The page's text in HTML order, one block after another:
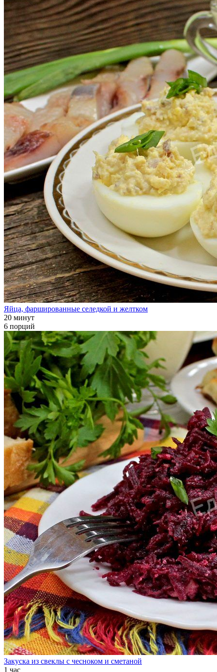
Яйца, фаршированные селедкой и желтком
20 минут
6 порций
Закуска из свеклы с чесноком и сметаной
1 час